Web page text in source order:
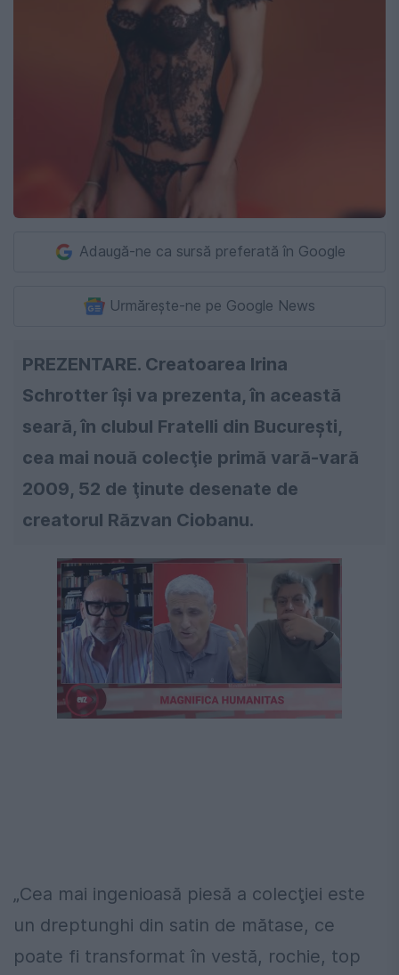
Adaugă-ne ca sursă preferată în Google
Urmărește-ne pe Google News
PREZENTARE. Creatoarea Irina
Schrotter îşi va prezenta, în această
seară, în clubul Fratelli din Bucureşti,
cea mai nouă colecţie primă vară-vară
2009, 52 de ţinute desenate de
creatorul Răzvan Ciobanu.
„Cea mai ingenioasă piesă a colecţiei este
un dreptunghi din satin de mătase, ce
poate fi transformat în vestă, rochie, top